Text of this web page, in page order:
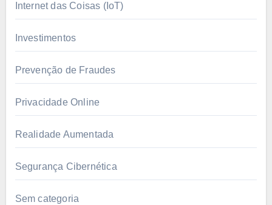
Internet das Coisas (IoT)
Investimentos
Prevenção de Fraudes
Privacidade Online
Realidade Aumentada
Segurança Cibernética
Sem categoria